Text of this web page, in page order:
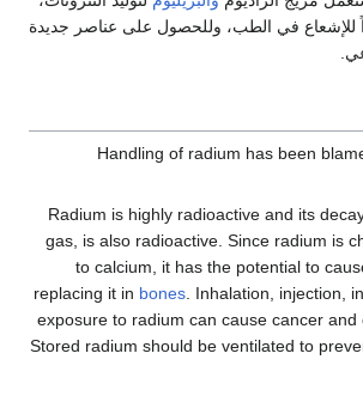
للإشعاع في الطب، وللحصول على عناصر جديدة
Handling of radium has been
Radium is highly radioactive and its
gas, is also radioactive. Since radium is
to calcium, it has the potential to
replacing it in bones. Inhalation, injection,
exposure to radium can cause cancer and
Stored radium should be ventilated to